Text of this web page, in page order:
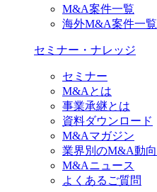
M&A案件一覧
海外M&A案件一覧
セミナー・ナレッジ
セミナー
M&Aとは
事業承継とは
資料ダウンロード
M&Aマガジン
業界別のM&A動向
M&Aニュース
よくあるご質問